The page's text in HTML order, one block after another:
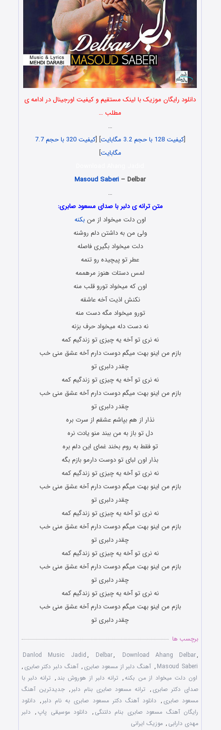
دانلود رایگان موزیک با لینک مستقیم و کیفیت اورجینال در ادامه ی
مطلب …
…
[کیفیت 128 با حجم 3.2 مگابایت ] [
کیفیت 320 با حجم 7.7
مگابایت]
Masoud Saberi – Delbar
…
متن ترانه ی دلبر با صدای مسعود صابری:
اون دلت میخواد از منبکنه
ولی من به داشتن دلم روشنه
دلت میخواد بگیری فاصله
عطر تو پیچیده رو تنمه
لمس دستات هنوز مرهممه
اون که میخواد تورو قلب منه
نکنش اذیت آخه عاشقه
تورو میخواد مگه دست منه
نه دست دله میخواد حرف بزنه
نه نری تو آخه یه چیزی تو زندگیم کمه
بازم من اینو بهت میگم دوست دارم آخه عشق منی خب
چقدر دلبری تو
نه نری تو آخه یه چیزی تو زندگیم کمه
بازم من اینو بهت میگم دوست دارم آخه عشق منی خب
چقدر دلبری تو
نذار از هم بپاشم عشقم از سرت بره
دل تو باز به من ببند منو یادت نره
تو فقط به روم بخند غمای این دلم بره
بذار اون لبای تو دوست دارمو بازم بگه
نه نری تو آخه یه چیزی تو زندگیم کمه
بازم من اینو بهت میگم دوست دارم آخه عشق منی خب
چقدر دلبری تو
نه نری تو آخه یه چیزی تو زندگیم کمه
بازم من اینو بهت میگم دوست دارم آخه عشق منی خب
چقدر دلبری تو
نه نری تو آخه یه چیزی تو زندگیم کمه
بازم من اینو بهت میگم دوست دارم آخه عشق منی خب
چقدر دلبری تو
نه نری تو آخه یه چیزی تو زندگیم کمه
بازم من اینو بهت میگم دوست دارم آخه عشق منی خب
چقدر دلبری تو
برچسب ها
Danlod Music Jadid, Delbar, Download Ahang Delbar,
Masoud Saberi
, آهنگ دلبر از مسعود صابری , آهنگ دلبر دکتر صابری ,
اون دلت میخواد از من بکنه, ترانه دلبر از هوروش بند , ترانه دلبر با
صدای دکتر صابری , ترانه مسعود صابری بنام دلبر , جدیدترین آهنگ
مسعود صابری , دانلود آهنگ دکتر مسعود صابری به نام دلبر , دانلود
رایگان آهنگ مسعود صابری بنام دلتنگی , دانلود موسیقی پاپ , دلبر
مهدی دارابی , موزیک ایرانی